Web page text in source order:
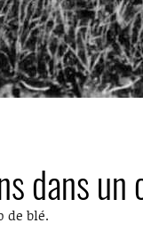
dans un
de blé.